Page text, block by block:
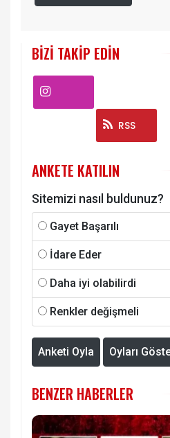
BIZI TAKIP EDIN
RSS
ANKETE KATILIN
Sitemizi nasıl buldunuz?
Gayet Başarılı
İdare Eder
Daha iyi olabilirdi
Renkler değişmeli
Anketi Oyla Oyları
BENZER HABERLER